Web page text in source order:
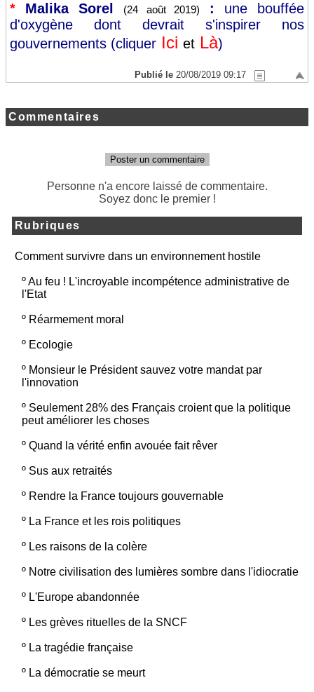
* Malika Sorel (24 août 2019) : une bouffée
d'oxygène dont devrait s'inspirer nos
gouvernements (cliquer Ici et Là)
Publié le 20/08/2019 09:17
Commentaires
Poster un commentaire
Personne n'a encore laissé de commentaire.
Soyez donc le premier !
Rubriques
Comment survivre dans un environnement hostile
ºAu feu ! L'incroyable incompétence administrative de
l'Etat
º Réarmement moral
º Ecologie
º Monsieur le Président sauvez votre mandat par
l'innovation
º Seulement 28% des Français croient que la politique
peut améliorer les choses
º Quand la vérité enfin avouée fait rêver
º Sus aux retraités
º Rendre la France toujours gouvernable
º La France et les rois politiques
º Les raisons de la colère
º Notre civilisation des lumières sombre dans l'idiocratie
º L'Europe abandonnée
º Les grèves rituelles de la SNCF
º La tragédie française
º La démocratie se meurt